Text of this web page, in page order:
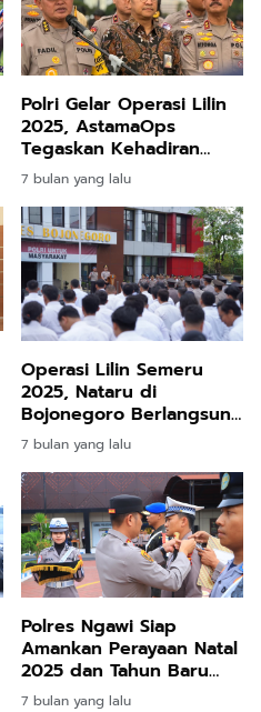
Polri Gelar Operasi Lilin
2025, AstamaOps
Tegaskan Kehadiran
Negara Jamin Keamanan
Natal dan Tahun Baru
7 bulan yang lalu
Operasi Lilin Semeru
2025, Nataru di
Bojonegoro Berlangsung
Aman
7 bulan yang lalu
Polres Ngawi Siap
Amankan Perayaan Natal
2025 dan Tahun Baru
2026
7 bulan yang lalu